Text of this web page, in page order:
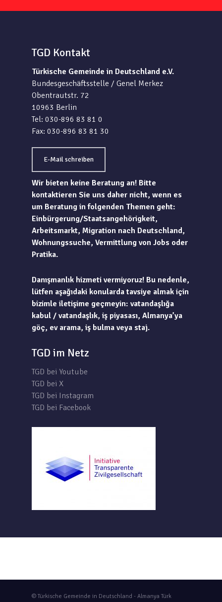
TGD Kontakt
Türkische Gemeinde in Deutschland e.V.
Bundesgeschäftsstelle / Genel Merkez
Obentrautstr. 72
10963 Berlin
Tel: 030-896 83 81 0
Fax: 030-896 83 81 30
E-Mail schreiben
Wir bieten keine Beratung an! Bitte
kontaktieren Sie uns daher nicht, wenn es
um Beratung in folgenden Themen geht:
Einbürgerung/Staatsangehörigkeit,
Arbeitsmarkt, Migration nach Deutschland,
Wohnungssuche, Vermittlung von Jobs oder
Pratika.
Danışmanlık hizmeti vermiyoruz! Bu nedenle,
lütfen aşağıdaki konularda tavsiye almak için
bizimle iletişime geçmeyin: vatandaşlığa
kabul / vatandaşlık, iş piyasası, Almanya’ya
göç, ev arama, iş bulma veya staj.
TGD im Netz
TGD bei Youtube
TGD bei X
TGD bei Instagram
TGD bei Facebook
© Türkische Gemeinde in Deutschland - Almanya Türk